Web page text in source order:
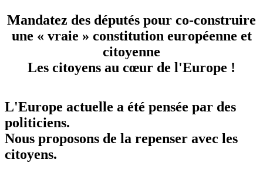
Mandatez des députés pour co-construire
une « vraie » constitution européenne et
citoyenne
Les citoyens au cœur de l'Europe !
L'Europe actuelle a été pensée par des
politiciens.
Nous proposons de la repenser avec les
citoyens.